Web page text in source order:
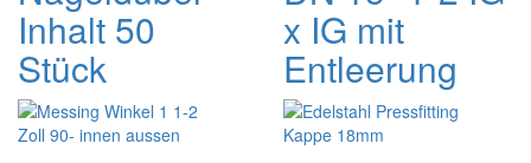
Inhalt 50
Stück
x IG mit
Entleerung